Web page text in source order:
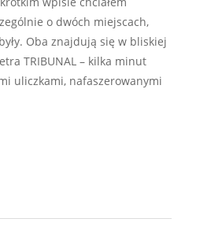
o dwóch miejscach,
Oba znajdują się w bliskiej
TRIBUNAL – kilka minut
uliczkami, nafaszerowanymi